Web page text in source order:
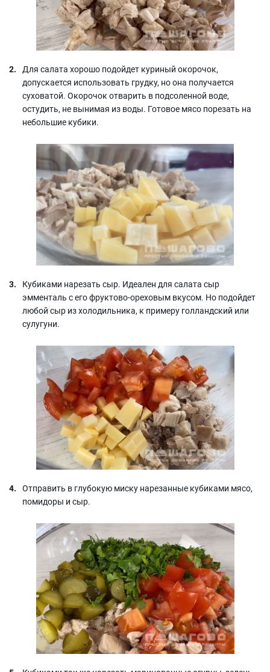
Для салата хорошо подойдет куриный окорочок,
допускается использовать грудку, но она получается
суховатой. Окорочок отварить в подсоленной воде,
остудить, не вынимая из воды. Готовое мясо порезать на
небольшие кубики.
Кубиками нарезать сыр. Идеален для салата сыр
эмменталь с его фруктово-ореховым вкусом. Но подойдет
любой сыр из холодильника, к примеру голландский или
сулугуни.
Отправить в глубокую миску нарезанные кубиками мясо,
помидоры и сыр.